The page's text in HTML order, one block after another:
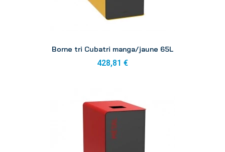
Borne tri Cubatri manga/jaune 65L
428,81 €